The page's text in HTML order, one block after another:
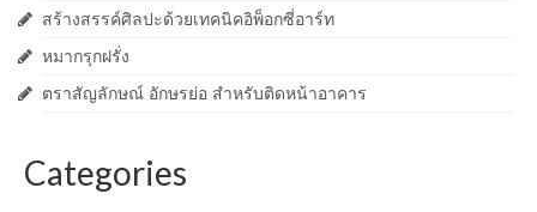
สร้างสรรค์ศิลปะด้วยเทคนิคอิพ็อกซี่อาร์ท
หมากรุกฝรั่ง
ตราสัญลักษณ์ อักษรย่อ สำหรับติดหน้าอาคาร
Categories